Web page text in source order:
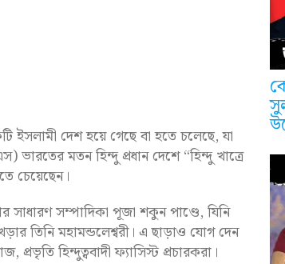
ইসলামী দেশ হয়ে গেছে বা হতে চলেছে, যা
মতন হিন্দু প্রধান দেশে “হিন্দু খাত্রে
চেয়েছেন।
সাধারণ সম্পাদিকা পূজা শকুন পাণ্ডে, যিনি
তিনি মহামন্ডলেশ্বরী। এ ছাড়াও যোগ দেন
প্রভৃতি হিন্দুত্ববাদী ফ্যাসিস্ট প্রচারকরা।